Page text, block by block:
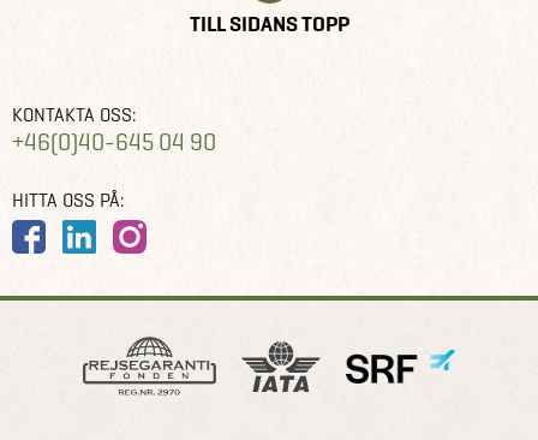
TILL SIDANS TOPP
KONTAKTA OSS:
+46(0)40-645 04 90
HITTA OSS PÅ: